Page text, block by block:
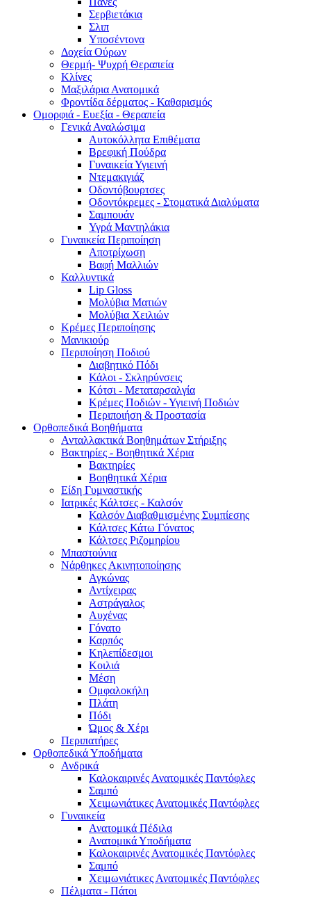
Σερβιετάκια
Σλιπ
Υποσέντονα
Δοχεία Ούρων
Θερμή- Ψυχρή Θεραπεία
Κλίνες
Μαξιλάρια Ανατομικά
Φροντίδα δέρματος - Καθαρισμός
Ομορφιά - Ευεξία - Θεραπεία
Γενικά Αναλώσιμα
Αυτοκόλλητα Επιθέματα
Βρεφική Πούδρα
Γυναικεία Υγιεινή
Ντεμακιγιάζ
Οδοντόβουρτσες
Οδοντόκρεμες - Στοματικά Διαλύματα
Σαμπουάν
Υγρά Μαντηλάκια
Γυναικεία Περιποίηση
Αποτρίχωση
Βαφή Μαλλιών
Καλλυντικά
Lip Gloss
Μολύβια Ματιών
Μολύβια Χειλιών
Κρέμες Περιποίησης
Μανικιούρ
Περιποίηση Ποδιού
Διαβητικό Πόδι
Κάλοι - Σκληρύνσεις
Κότσι - Μεταταρσαλγία
Κρέμες Ποδιών - Υγιεινή Ποδιών
Περιποιήση & Προστασία
Ορθοπεδικά Βοηθήματα
Ανταλλακτικά Βοηθημάτων Στήριξης
Βακτηρίες - Βοηθητικά Χέρια
Βακτηρίες
Βοηθητικά Χέρια
Είδη Γυμναστικής
Ιατρικές Κάλτσες - Καλσόν
Καλσόν Διαβαθμισμένης Συμπίεσης
Κάλτσες Κάτω Γόνατος
Κάλτσες Ριζομηρίου
Μπαστούνια
Νάρθηκες Ακινητοποίησης
Αγκώνας
Αντίχειρας
Αστράγαλος
Αυχένας
Γόνατο
Καρπός
Κηλεπίδεσμοι
Κοιλιά
Μέση
Ομφαλοκήλη
Πλάτη
Πόδι
Ώμος & Χέρι
Περιπατήρες
Ορθοπεδικά Υποδήματα
Ανδρικά
Καλοκαιρινές Ανατομικές Παντόφλες
Σαμπό
Χειμωνιάτικες Ανατομικές Παντόφλες
Γυναικεία
Ανατομικά Πέδιλα
Ανατομικά Υποδήματα
Καλοκαιρινές Ανατομικές Παντόφλες
Σαμπό
Χειμωνιάτικες Ανατομικές Παντόφλες
Πέλματα - Πάτοι